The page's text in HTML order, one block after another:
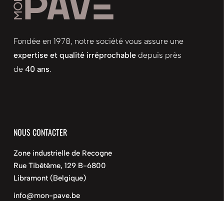
Fondée en 1978, notre société vous assure une
expertise et qualité irréprochabledepuis près
de 40 ans.
NOUS CONTACTER
Zone industrielle de Recogne
Rue Tibêtême, 129 B-6800
Libramont (Belgique)
info@mon-pave.be